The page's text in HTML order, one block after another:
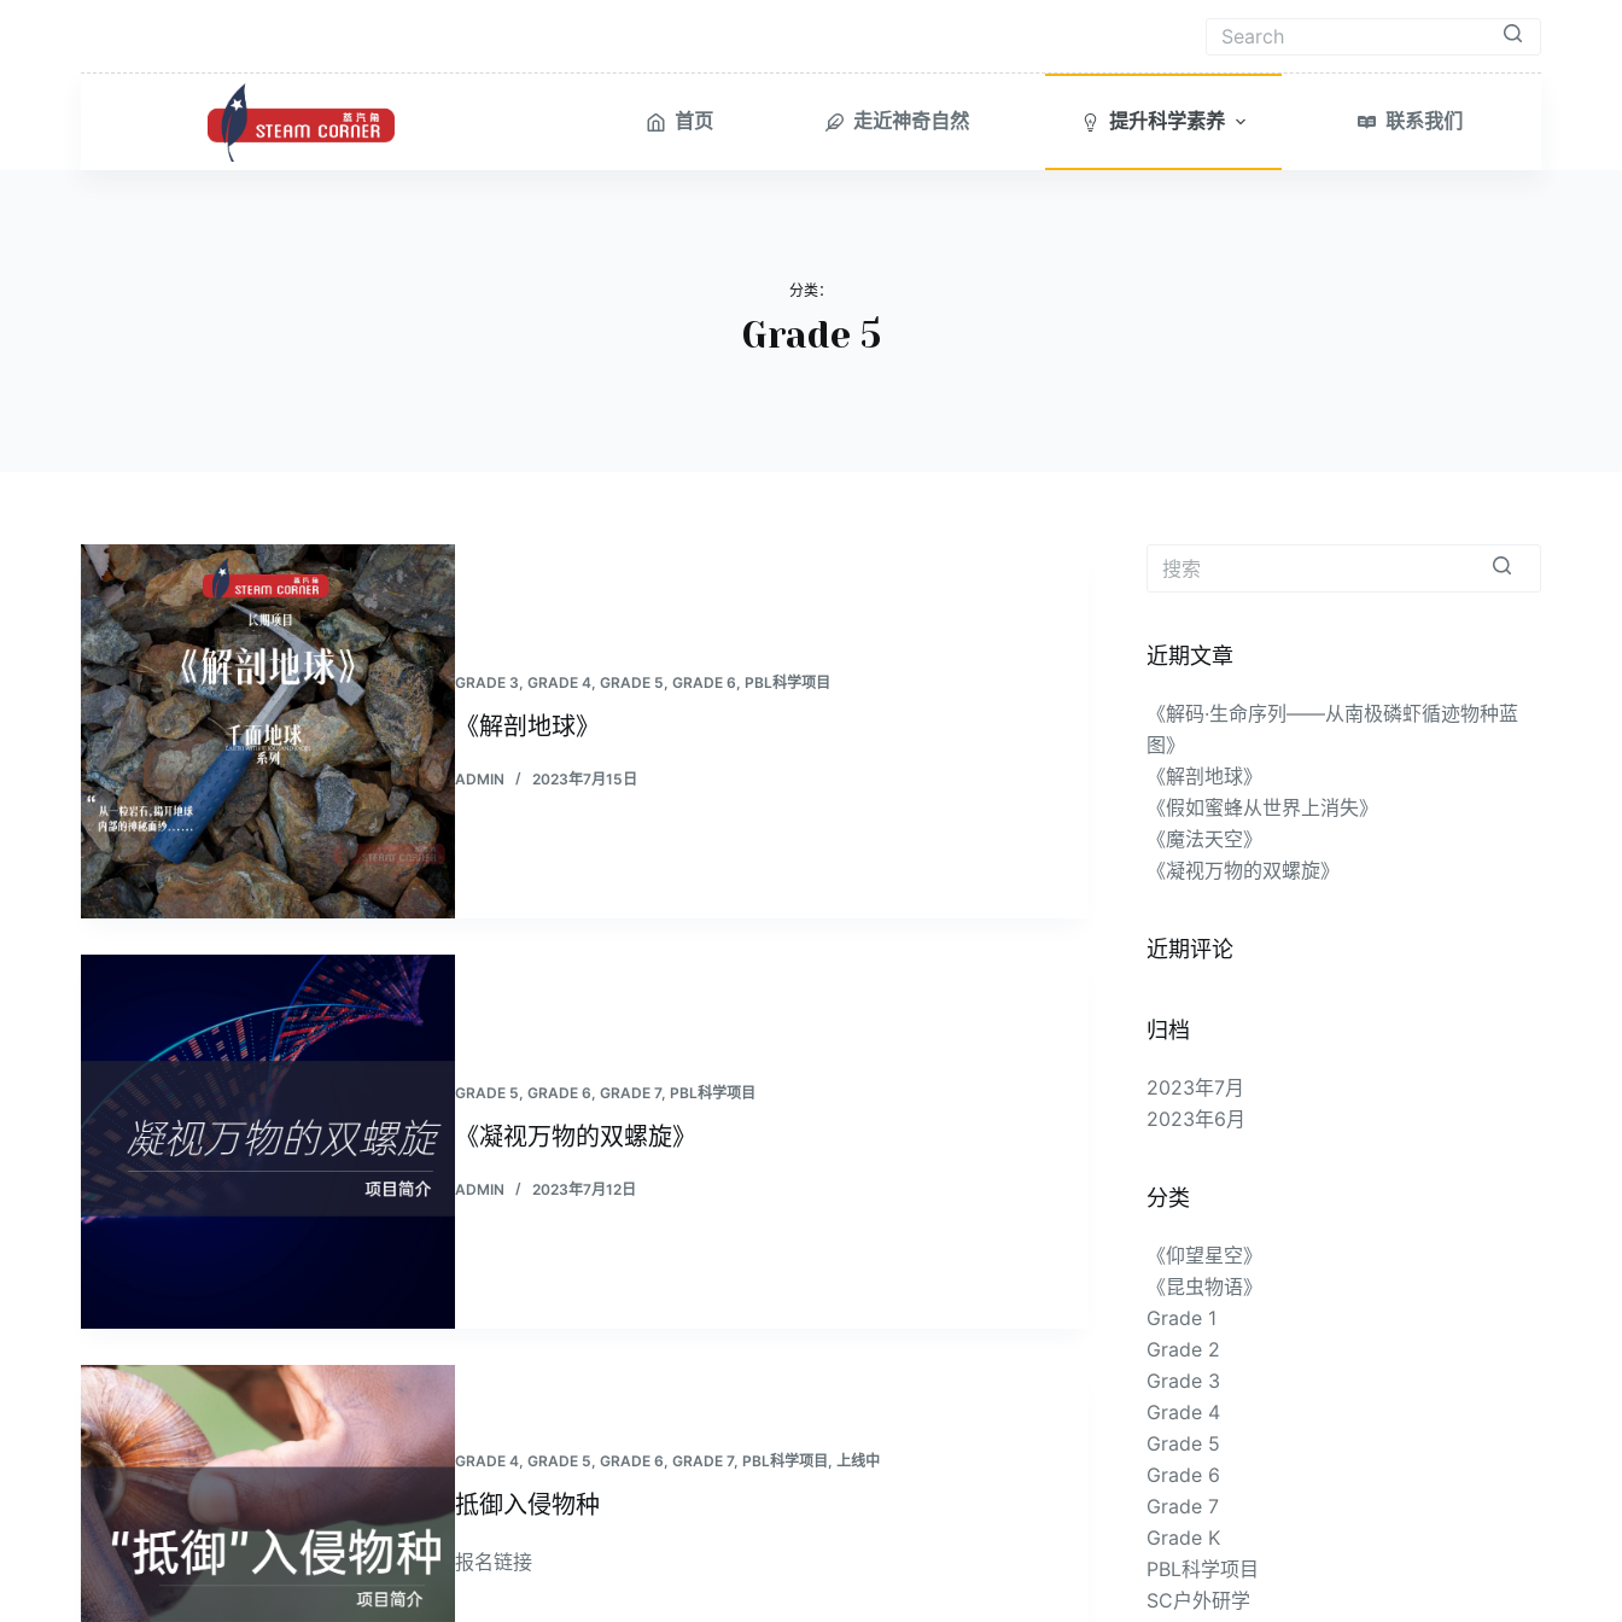
无
果
首页 走近神奇自然 提升科学素养 联系我们
分类：
Grade 5
GRADE 3,GRADE 4,GRADE 5,GRADE 6, PBL科学项目
《解剖地球》
ADMIN 2023年7月15日
GRADE 5,GRADE 6,GRADE 7, PBL科学项目
《凝视万物的双螺旋》
ADMIN 2023年7月12日
GRADE 4,GRADE 5,GRADE 6,GRADE 7, PBL科学项目 ,上线中
抵御入侵物种
报名链接
结
果
近期文章
《解码·生命序列——从南极磷虾循迹物种蓝
图》
《解剖地球》
《假如蜜蜂从世界上消失》
《魔法天空》
《凝视万物的双螺旋》
近期评论
归档
2023年7月
2023年6月
分类
《仰望星空》
《昆虫物语》
Grade 1
Grade 2
Grade 3
Grade 4
Grade 5
Grade 6
Grade 7
Grade K
PBL科学项目
SC户外研学